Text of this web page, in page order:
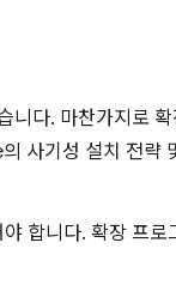
니다. 마찬가지로
사기성 설치 전략
합니다. 확장 프로